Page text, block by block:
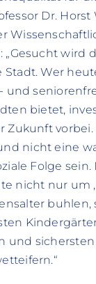
Dr. Horst
„Gesucht wird
Wer
und
bietet,
Zukunft vorbei.
nicht eine
Folge
nicht nur um
buhlen,
und sichersten